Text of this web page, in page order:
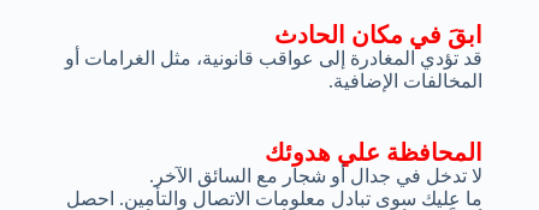
ابقَ في مكان الحادث
قد تؤدي المغادرة إلى عواقب قانونية، مثل الغرامات أو
المخالفات الإضافية.
المحافظة علي هدوئك
لا تدخل في جدال أو شجار مع السائق الآخر.
ما عليك سوى تبادل معلومات الاتصال والتأمين. احصل